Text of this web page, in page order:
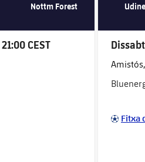
Nottm Forest
21:00 CEST
Fitxa